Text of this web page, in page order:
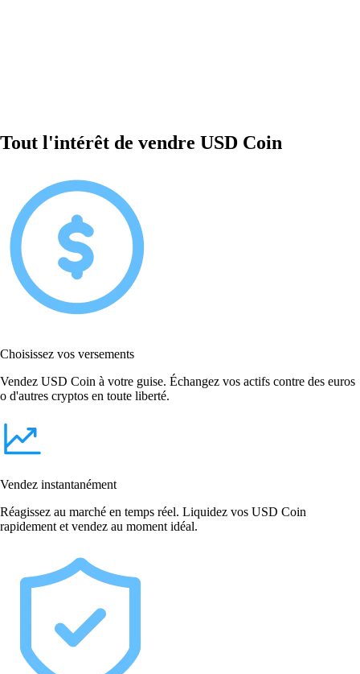
Tout l'intérêt de vendre USD Coin
Choisissez vos versements
Vendez USD Coin à votre guise. Échangez vos actifs contre des euros
o d'autres cryptos en toute liberté.
Vendez instantanément
Réagissez au marché en temps réel. Liquidez vos USD Coin
rapidement et vendez au moment idéal.